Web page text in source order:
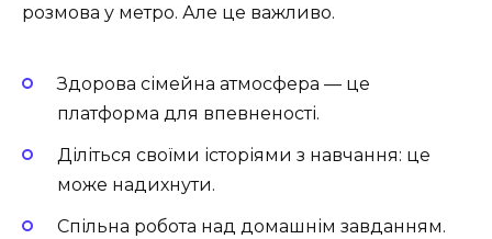
розмова у метро. Але це важливо.
Здорова сімейна атмосфера — це
платформа для впевненості.
Діліться своїми історіями з навчання: це
може надихнути.
Спільна робота над домашнім завданням.